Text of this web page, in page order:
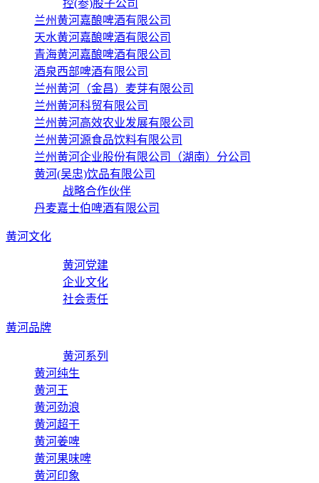
控(参)股子公司
兰州黄河嘉酿啤酒有限公司
天水黄河嘉酿啤酒有限公司
青海黄河嘉酿啤酒有限公司
酒泉西部啤酒有限公司
兰州黄河（金昌）麦芽有限公司
兰州黄河科贸有限公司
兰州黄河高效农业发展有限公司
兰州黄河源食品饮料有限公司
兰州黄河企业股份有限公司（湖南）分公司
黄河(吴忠)饮品有限公司
战略合作伙伴
丹麦嘉士伯啤酒有限公司
黄河文化
黄河党建
企业文化
社会责任
黄河品牌
黄河系列
黄河纯生
黄河王
黄河劲浪
黄河超干
黄河姜啤
黄河果味啤
黄河印象